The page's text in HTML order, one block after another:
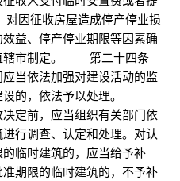
征收房屋造成停产停业损
益、停产停业期限等因素确
直辖市制定。 第二十四条
当依法加强对建设活动的监
设的，依法予以处理。
定前，应当组织有关部门依
行调查、认定和处理。对认
临时建筑的，应当给予补
期限的临时建筑的，不予补